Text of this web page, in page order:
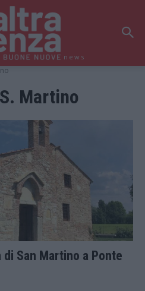
news
Martino
San Martino a Ponte